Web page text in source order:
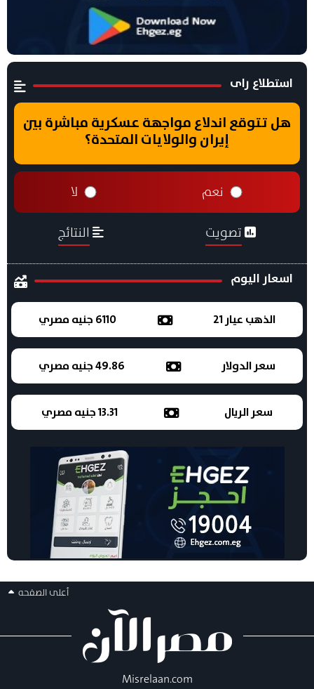
استطلاع راى
هل تتوقع اندلاع مواجهة عسكرية مباشرة بين
إيران والولايات المتحدة؟
نعم لا
تصويت النتائج
اسعار اليوم
الذهب عيار 21 6110 جنيه مصري
سعر الدولار 49.86 جنيه مصري
سعر الريال 13.31 جنيه مصري
أعلى الصفحه
Misrelaan.com